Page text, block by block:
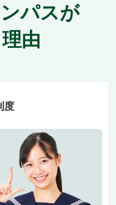
イドのカリキュラ
、無理なく遅れを
加え、「1科目＋
こだわります。
無料で振替ができ
安心です。
パスが
由
度